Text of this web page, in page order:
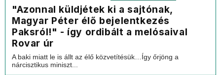
"Azonnal küldjétek ki a sajtónak,
Magyar Péter élő bejelentkezés
Paksról!" - így ordibált a melósaival
Rovar úr
A baki miatt le is állt az élő közvetítésük…Így őrjöng a
nárcisztikus miniszt...